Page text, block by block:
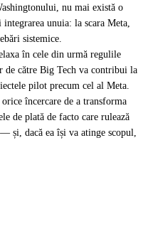
nu mai există o
unuia: la scara Meta,
sistemice.
în cele din urmă regulile
de către Big Tech va contribui la
pilot precum cel al Meta.
încercare de a transforma
de plată de facto care rulează
și, dacă ea își va atinge scopul,